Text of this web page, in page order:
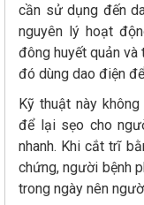
cần sử dụng đến
nguyên lý hoạt
đông huyết quản
đó dùng dao điện
Kỹ thuật này
để lại sẹo cho
nhanh. Khi cắt trĩ
chứng, người bệnh
trong ngày nên